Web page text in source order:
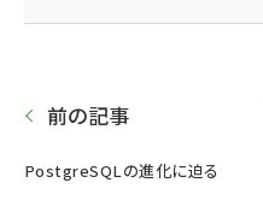
前の記事
PostgreSQLの進化に迫る